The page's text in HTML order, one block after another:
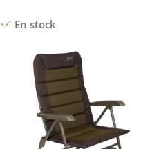
En stock